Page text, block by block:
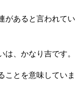
があると言われてい
、かなり吉です。
ことを意味していま